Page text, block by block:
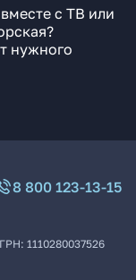
с ТВ или
нужного
8 800 123-13-15
1110280037526